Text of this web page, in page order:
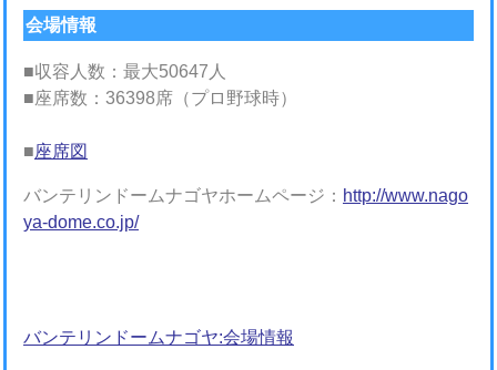
会場情報
■収容人数：最大50647人
■座席数：36398席（プロ野球時）
■座席図
バンテリンドームナゴヤホームページ： http://www.nago
ya-dome.co.jp/
バンテリンドームナゴヤ:会場情報